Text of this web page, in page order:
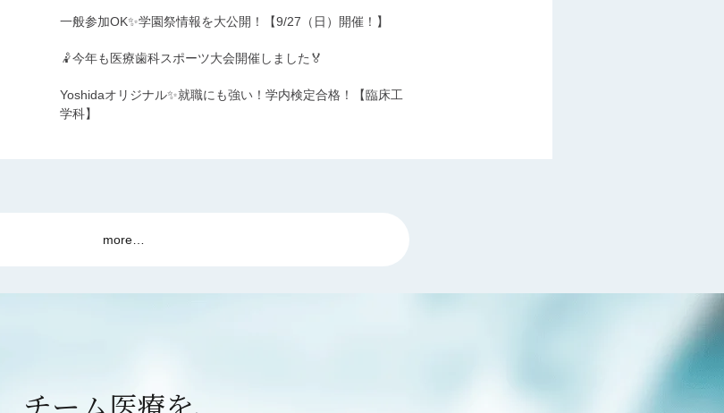
一般参加OK✨学園祭情報を大公開！【9/27（日）開催！】
🤾今年も医療歯科スポーツ大会開催しました🏅
Yoshidaオリジナル✨就職にも強い！学内検定合格！【臨床工
学科】
more…